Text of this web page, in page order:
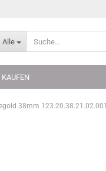
Alle
38mm 123.20.38.21.02.001